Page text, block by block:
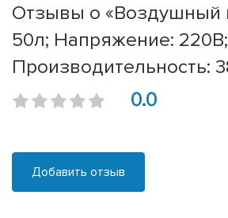
Отзывы о «Воздушный
50л; Напряжение: 220В;
Производительность:
0.0
Добавить отзыв